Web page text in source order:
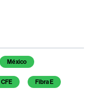
México
CFE Fibra E